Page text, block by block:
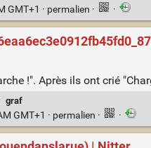
GMT+1 · permalien · ·
!". Après ils ont crié
graf
GMT+1 · permalien · ·